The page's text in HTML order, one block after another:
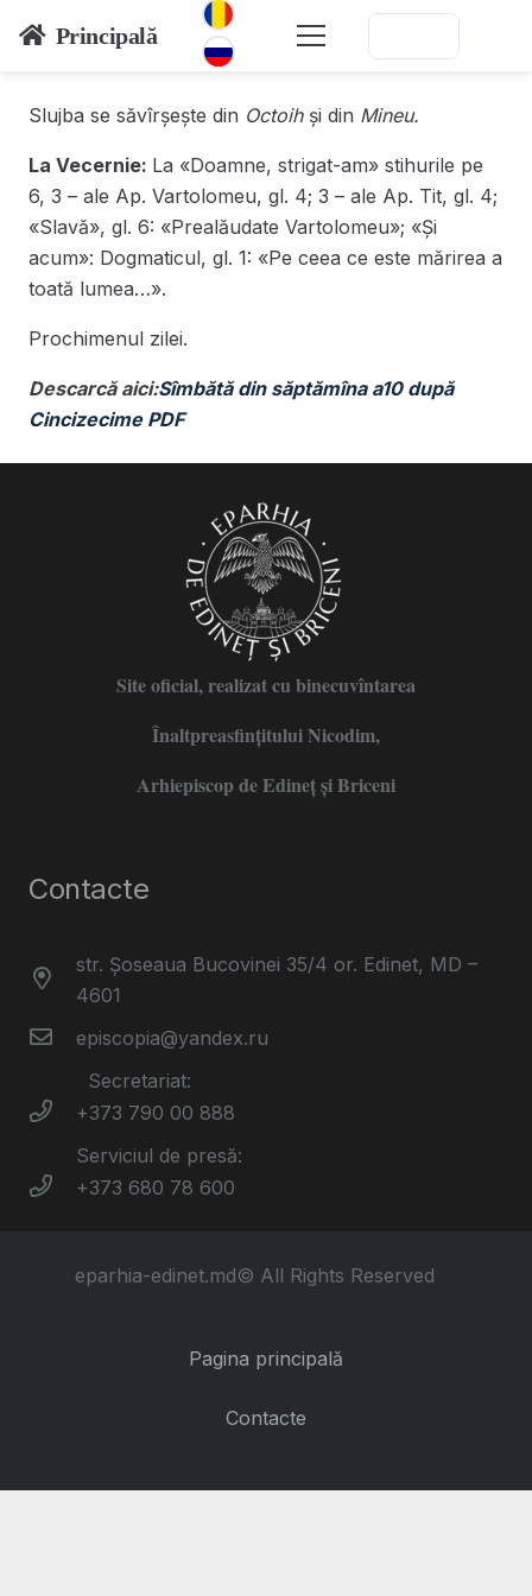
Principală
Slujba se săvîrșește din Octoihși din Mineu.
La Vecernie: La «Doamne, strigat-am» stihurile pe
6, 3 – ale Ap. Vartolomeu, gl. 4; 3 – ale Ap. Tit, gl. 4;
«Slavă», gl. 6: «Prealăudate Vartolomeu»; «Și
acum»: Dogmaticul, gl. 1: «Pe ceea ce este mărirea a
toată lumea…».
Prochimenul zilei.
Descarcă aici:Sîmbătă din săptămîna a10 după
Cincizecime PDF
Site oficial, realizat cu binecuvîntarea
Înaltpreasfințitului Nicodim,
Arhiepiscop de Edineţ şi Briceni
Contacte
str. Șoseaua Bucovinei 35/4 or. Edinet, MD –
4601
episcopia@yandex.ru
Secretariat:
+373 790 00 888
Serviciul de presă:
+373 680 78 600
eparhia-edinet.md© All Rights Reserved
Pagina principală
Contacte